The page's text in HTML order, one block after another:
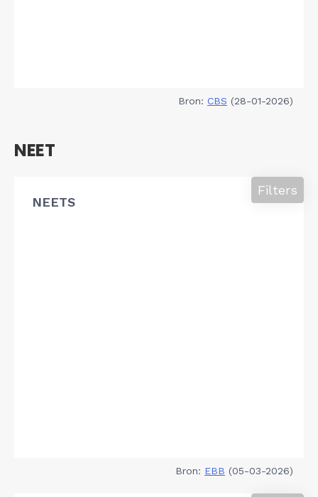
Bron: CBS (28-01-2026)
NEET
NEETS
Filters
Bron: EBB (05-03-2026)